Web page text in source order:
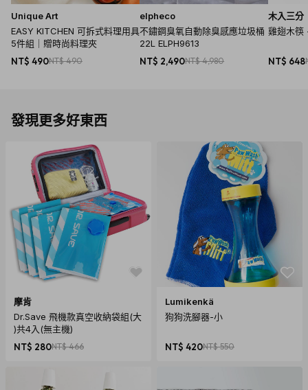
Unique Art
EASY KITCHEN 可拆式料理用具
5件組｜贈時尚料理夾
NT$ 490NT$ 490
elpheco
不鏽鋼臭氧自動除臭感應垃圾桶
22L ELPH9613
NT$ 2,490NT$ 4,980
木入三分
雞翅木筷
NT$ 648
發現更多好東西
摩肯
Dr.Save 飛機款真空收納袋組(大
)共4入(無主機)
NT$ 280NT$ 466
Lumikenkä
狗狗洗腳器-小
NT$ 420NT$ 550